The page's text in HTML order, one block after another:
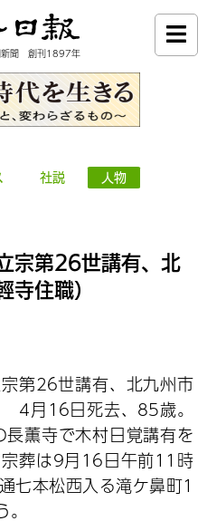
新聞 創刊1897年
社説 人物
宗第26世講有、北
寺住職）
第26世講有、北九州市
4月16日死去、85歳。
薫寺で木村日覚講有を
葬は9月16日午前11時
七本松西入る滝ケ鼻町1